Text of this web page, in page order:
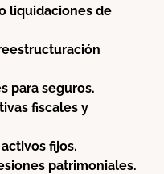
liquidaciones de
para seguros.
fiscales y
fijos.
patrimoniales.